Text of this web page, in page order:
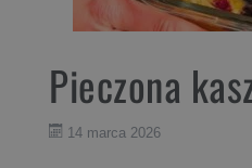
Pieczona
14 marca 2026